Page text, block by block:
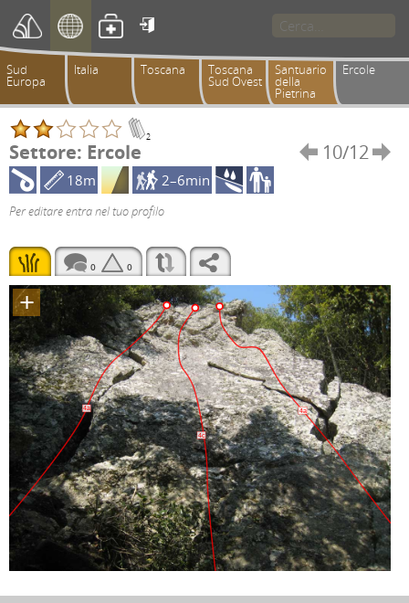

Sud
Europa
Italia Toscana Toscana
Sud Ovest
Santuario
della
Pietrina
Ercole
2
Settore: Ercole  10/12 
18m
2–6min
Per editare entra nel tuo profilo
0 0
+
4a
4c
4a